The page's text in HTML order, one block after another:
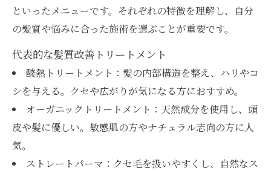
といったメニューです。それぞれの特徴を理解し、自分
の髪質や悩みに合った施術を選ぶことが重要です。
代表的な髪質改善トリートメント
酸熱トリートメント：髪の内部構造を整え、ハリやコ
シを与える。クセや広がりが気になる方におすすめ。
オーガニックトリートメント：天然成分を使用し、頭
皮や髪に優しい。敏感肌の方やナチュラル志向の方に人
気。
ストレートパーマ：クセ毛を扱いやすくし、自然なス